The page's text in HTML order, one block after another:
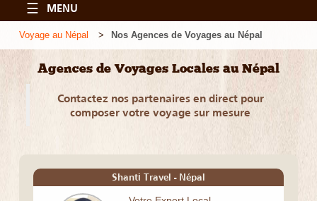
☰ MENU
Voyage au Népal Nos Agences de Voyages au Népal
Agences de Voyages Locales au Népal
Contactez nos partenaires en direct pour
composer votre voyage sur mesure
Shanti Travel - Népal